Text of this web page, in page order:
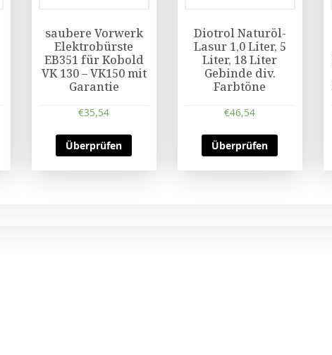
saubere Vorwerk
Elektrobürste
EB351 für Kobold
VK 130 – VK150 mit
Garantie
€35,54
Überprüfen
Diotrol Naturöl-
Lasur 1,0 Liter, 5
Liter, 18 Liter
Gebinde div.
Farbtöne
€46,54
Überprüfen